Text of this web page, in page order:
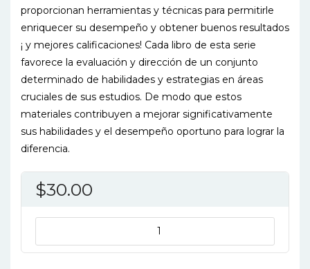
proporcionan herramientas y técnicas para permitirle
enriquecer su desempeño y obtener buenos resultados
¡ y mejores calificaciones! Cada libro de esta serie
favorece la evaluación y dirección de un conjunto
determinado de habilidades y estrategias en áreas
cruciales de sus estudios. De modo que estos
materiales contribuyen a mejorar significativamente
sus habilidades y el desempeño oportuno para lograr la
diferencia.
$30.00